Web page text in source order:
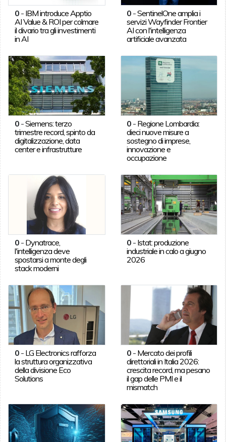
0- IBM introduce Apptio
AI Value & ROI per colmare
il divario tra gli investimenti
in AI
0 -SentinelOne amplia i
servizi Wayfinder Frontier
AI con l'intelligenza
artificiale avanzata
0-Siemens: terzo
trimestre record, spinto da
digitalizzazione, data
center e infrastrutture
0 - Regione Lombardia:
dieci nuove misure a
sostegno di imprese,
innovazione e
occupazione
0- Dynatrace,
l'intelligenza deve
spostarsi a monte degli
stack moderni
0 - Istat: produzione
industriale in calo a giugno
2026
0- LG Electronics rafforza
la struttura organizzativa
della divisione Eco
Solutions
0 - Mercato dei profili
direttoriali in Italia 2026:
crescita record, ma pesano
il gap delle PMI e il
mismatch